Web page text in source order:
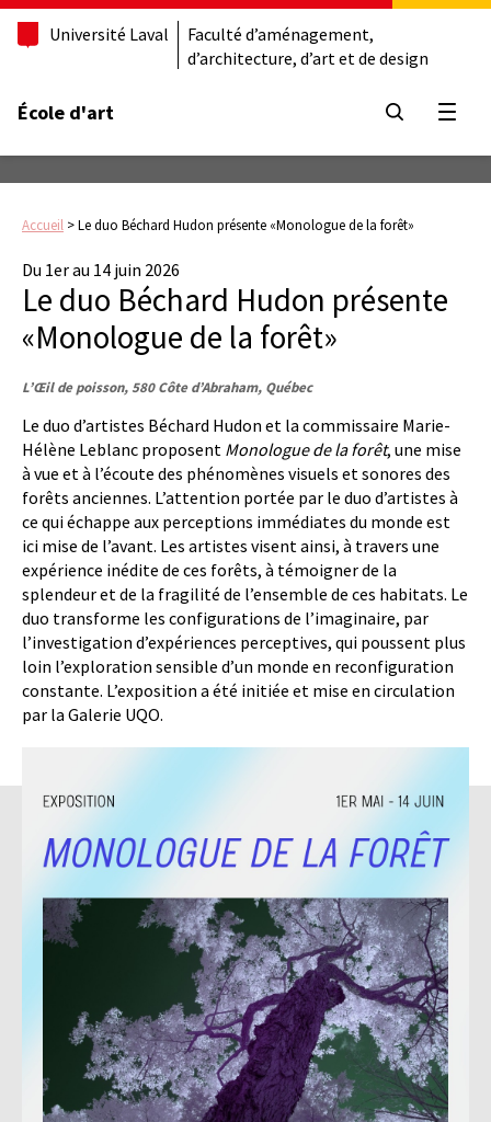
Université Laval
Faculté d’aménagement,
d’architecture, d’art et de design
École d'art
Accueil >Le duo Béchard Hudon présente «Monologue de la forêt»
Du 1er au 14 juin 2026
Le duo Béchard Hudon présente
«Monologue de la forêt»
L’Œil de poisson, 580 Côte d’Abraham, Québec
Le duo d’artistes Béchard Hudon et la commissaire Marie-
Hélène Leblanc proposent Monologue de la forêt, une mise
à vue et à l’écoute des phénomènes visuels et sonores des
forêts anciennes. L’attention portée par le duo d’artistes à
ce qui échappe aux perceptions immédiates du monde est
ici mise de l’avant. Les artistes visent ainsi, à travers une
expérience inédite de ces forêts, à témoigner de la
splendeur et de la fragilité de l’ensemble de ces habitats. Le
duo transforme les configurations de l’imaginaire, par
l’investigation d’expériences perceptives, qui poussent plus
loin l’exploration sensible d’un monde en reconfiguration
constante. L’exposition a été initiée et mise en circulation
par la Galerie UQO.